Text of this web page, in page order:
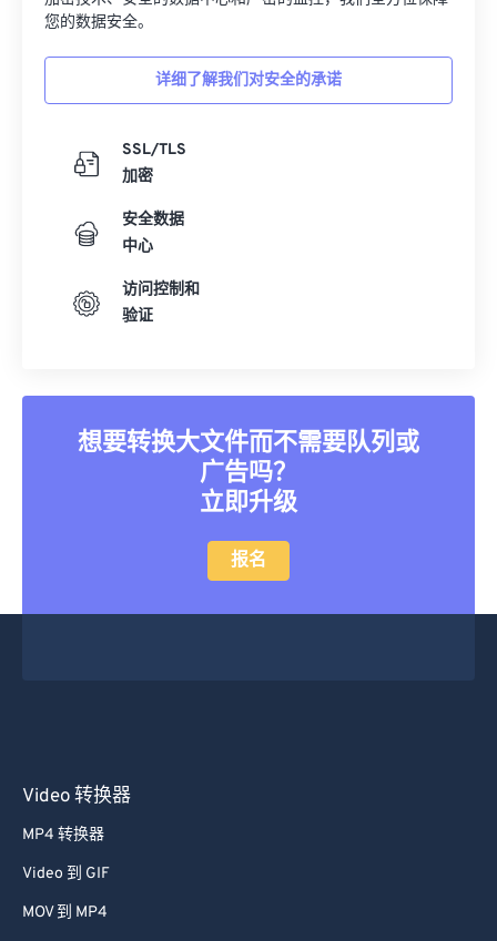
您的数据安全。
详细了解我们对安全的承诺
SSL/TLS
加密
安全数据
中心
访问控制和
验证
想要转换大文件而不需要队列或
广告吗？
立即升级
报名
Video 转换器
MP4 转换器
Video 到 GIF
MOV 到 MP4